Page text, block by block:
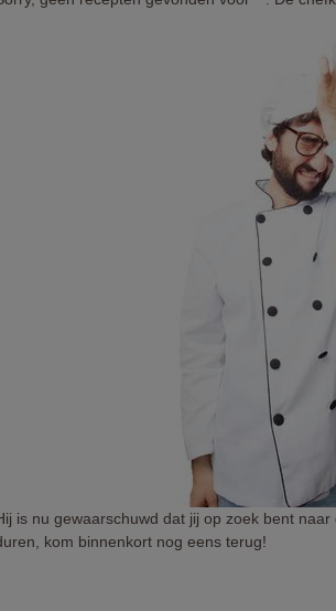
is nu gewaarschuwd dat jij op zoek bent
kom binnenkort nog eens terug!